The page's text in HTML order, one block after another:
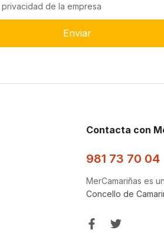
de la empresa
Enviar
Contacta con
981 73 70 04
MerCamariñas es
Concello de